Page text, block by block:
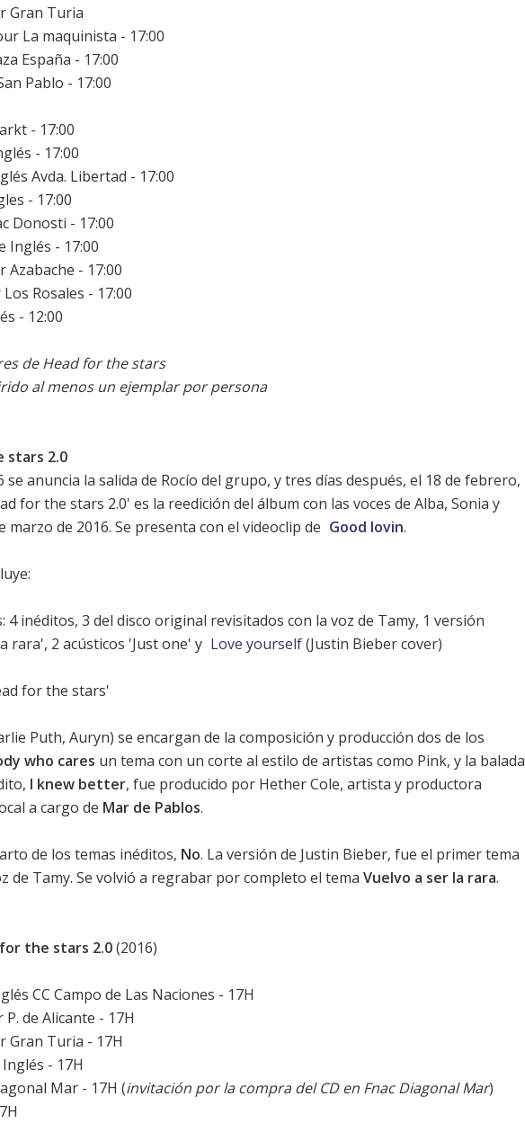
Gran Turia
La maquinista - 17:00
España - 17:00
Pablo - 17:00
- 17:00
- 17:00
Avda. Libertad - 17:00
- 17:00
Donosti - 17:00
Inglés - 17:00
- 17:00
Rosales - 17:00
- 12:00
de Head for the stars
al menos un ejemplar por persona
stars 2.0
se anuncia la salida de Rocío del grupo, y tres días después, el 18 de febrero,
for the stars 2.0' es la reedición del álbum con las voces de Alba, Sonia y
marzo de 2016. Se presenta con el videoclip de Good lovin.
4 inéditos, 3 del disco original revisitados con la voz de Tamy, 1 versión
rara', 2 acústicos 'Just one' y Love yourself(Justin Bieber cover)
for the stars'
Puth, Auryn) se encargan de la composición y producción dos de los
who cares un tema con un corte al estilo de artistas como Pink, y la balada
I knew better, fue producido por Hether Cole, artista y productora
a cargo de Mar de Pablos.
de los temas inéditos, No. La versión de Justin Bieber, fue el primer tema
de Tamy. Se volvió a regrabar por completo el tema Vuelvo a ser la rara.
the stars 2.0(2016)
CC Campo de Las Naciones - 17H
de Alicante - 17H
Gran Turia - 17H
- 17H
Mar - 17H (invitación por la compra del CD en Fnac Diagonal Mar)